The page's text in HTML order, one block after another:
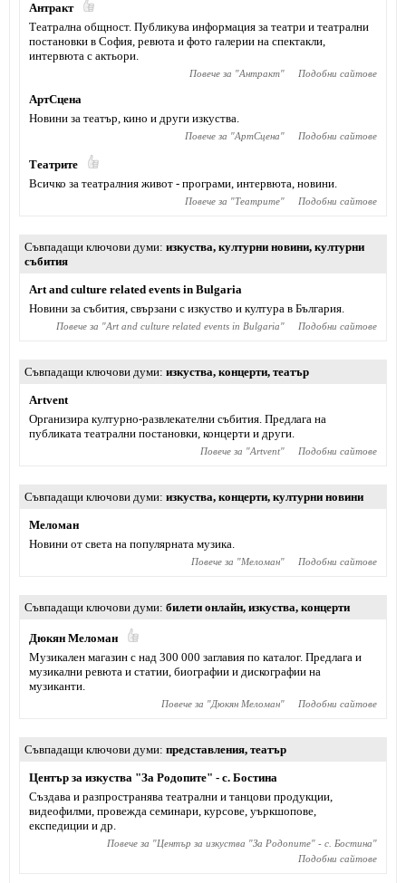
Антракт
Театрална общност. Публикува информация за театри и театрални
постановки в София, ревюта и фото галерии на спектакли,
интервюта с актьори.
Повече за "Антракт" Подобни сайтове
АртСцена
Новини за театър, кино и други изкуства.
Повече за "АртСцена" Подобни сайтове
Театрите
Всичко за театралния живот - програми, интервюта, новини.
Повече за "Театрите" Подобни сайтове
Съвпадащи ключови думи изкуства, културни новини, културни
събития
Art and culture related events in Bulgaria
Новини за събития, свързани с изкуство и култура в България.
Повече за "Art and culture related events in Bulgaria" Подобни сайтове
Съвпадащи ключови думи изкуства, концерти, театър
Artvent
Организира културно-развлекателни събития. Предлага на
публиката театрални постановки, концерти и други.
Повече за "Artvent" Подобни сайтове
Съвпадащи ключови думи изкуства, концерти, културни новини
Меломан
Новини от света на популярната музика.
Повече за "Меломан" Подобни сайтове
Съвпадащи ключови думи билети онлайн, изкуства, концерти
Дюкян Меломан
Музикален магазин с над 300 000 заглавия по каталог. Предлага и
музикални ревюта и статии, биографии и дискографии на
музиканти.
Повече за "Дюкян Меломан" Подобни сайтове
Съвпадащи ключови думи представления, театър
Център за изкуства "За Родопите" - с. Бостина
Създава и разпространява театрални и танцови продукции,
видеофилми, провежда семинари, курсове, уъркшопове,
експедиции и др.
Повече за "Център за изкуства "За Родопите" - с. Бостина"
Подобни сайтове